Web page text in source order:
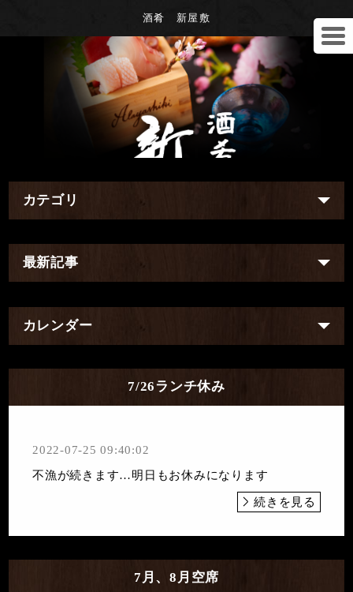
酒肴 新屋敷
カテゴリ
最新記事
カレンダー
7/26ランチ休み
2022-07-25 09:40:02
不漁が続きます…明日もお休みになります
続きを見る
7月、8月空席